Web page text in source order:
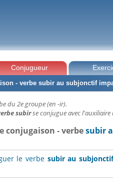
Conjugueur
- verbe subir au subjonctif
du 2e groupe (en -ir).
subirse conjugue avec l'auxiliaire
conjugaison - verbesubir
le verbe subir au